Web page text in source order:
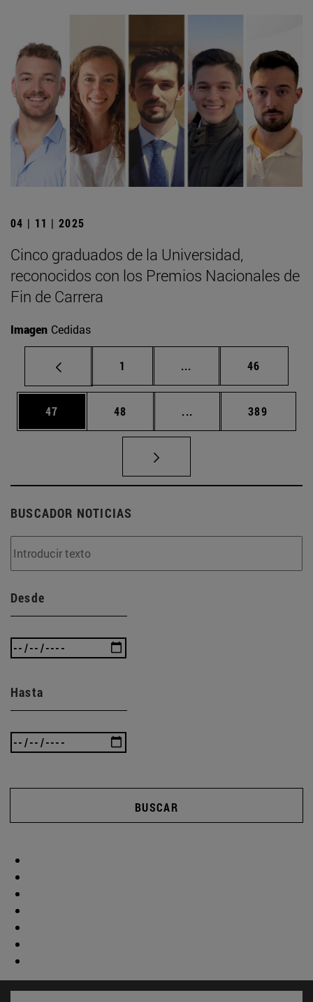
04 | 11 | 2025
Cinco graduados de la Universidad,
reconocidos con los Premios Nacionales de
Fin de Carrera
Imagen Cedidas
Página
1 ... Páginas intermedias
Página
46
Página
47 Página
48 ... Páginas intermedias
Página
389
BUSCADOR NOTICIAS
Desde
Hasta
BUSCAR